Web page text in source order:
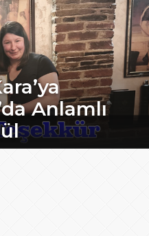
Anlamlı